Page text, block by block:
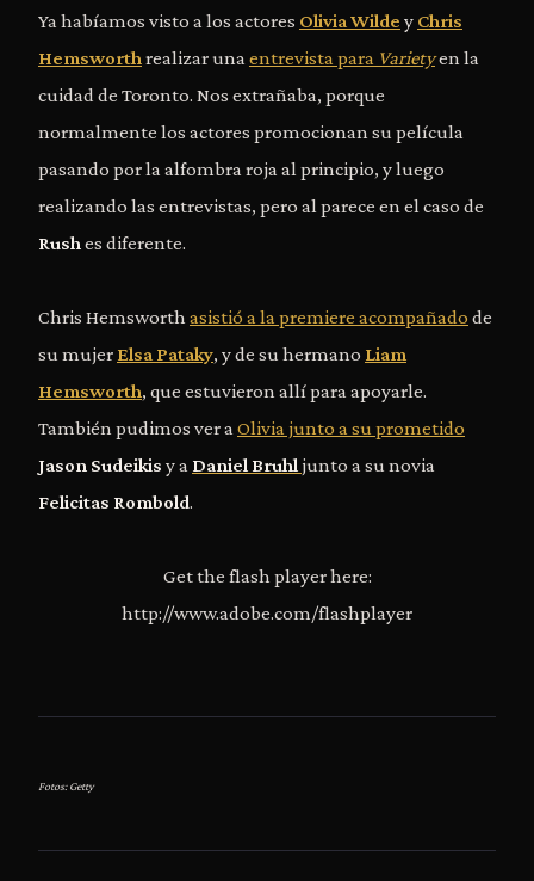
Ya habíamos visto a los actores Olivia Wilde y Chris
Hemsworth realizar una entrevista para Varietyen la
cuidad de Toronto. Nos extrañaba, porque
normalmente los actores promocionan su película
pasando por la alfombra roja al principio, y luego
realizando las entrevistas, pero al parece en el caso de
Rush es diferente.
Chris Hemsworth asistió a la premiere acompañado de
su mujer Elsa Pataky, y de su hermano Liam
Hemsworth, que estuvieron allí para apoyarle.
También pudimos ver a Olivia junto a su prometido
Jason Sudeikis y a Daniel Bruhl junto a su novia
Felicitas Rombold.
Get the flash player here:
http://www.adobe.com/flashplayer
Fotos: Getty